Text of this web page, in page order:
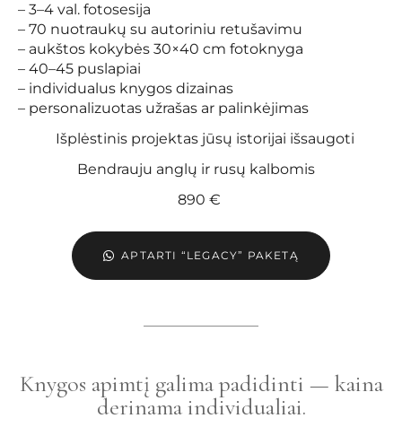
– 3–4 val. fotosesija
– 70 nuotraukų su autoriniu retušavimu
– aukštos kokybės 30×40 cm fotoknyga
– 40–45 puslapiai
– individualus knygos dizainas
– personalizuotas užrašas ar palinkėjimas
Išplėstinis projektas jūsų istorijai išsaugoti
Bendrauju anglų ir rusų kalbomis
890 €
APTARTI “LEGACY” PAKETĄ
Knygos apimtį galima padidinti — kaina
derinama individualiai.